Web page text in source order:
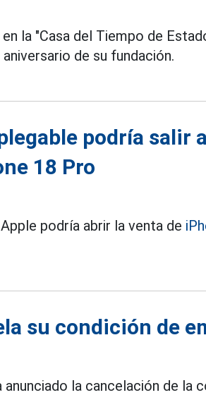
la "Casa del Tiempo de
de su fundación.
podría salir
18 Pro
podría abrir la venta de
su condición de
la cancelación de la